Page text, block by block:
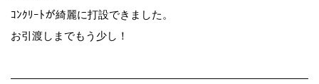
ｺﾝｸﾘｰﾄが綺麗に打設できました。
お引渡しまでもう少し！